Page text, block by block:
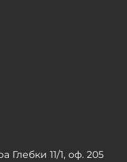
Глебки 11/1, оф. 205